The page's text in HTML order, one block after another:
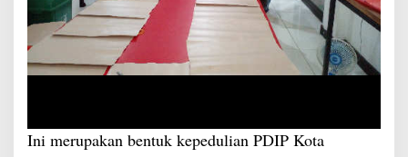
Ini merupakan bentuk kepedulian PDIP Kota